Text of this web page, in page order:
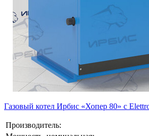
Газовый котел Ирбис «Хопер 80» с
Производитель: